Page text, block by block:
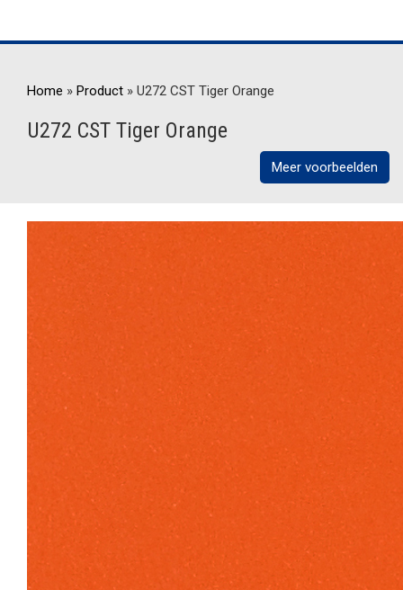
Home » Product » U272 CST Tiger Orange
U272 CST Tiger Orange
Meer voorbeelden